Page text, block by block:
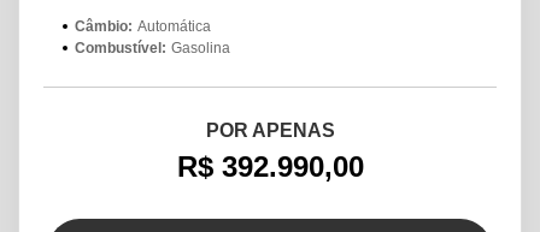
Câmbio: Automática
Combustível: Gasolina
POR APENAS
R$ 392.990,00